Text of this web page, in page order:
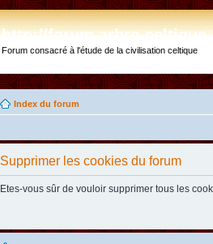
http://forum.arbre-
Forum consacré à l'étude de la civilisation celtique
Index du forum
Supprimer les cookies du forum
Etes-vous sûr de vouloir supprimer tous les